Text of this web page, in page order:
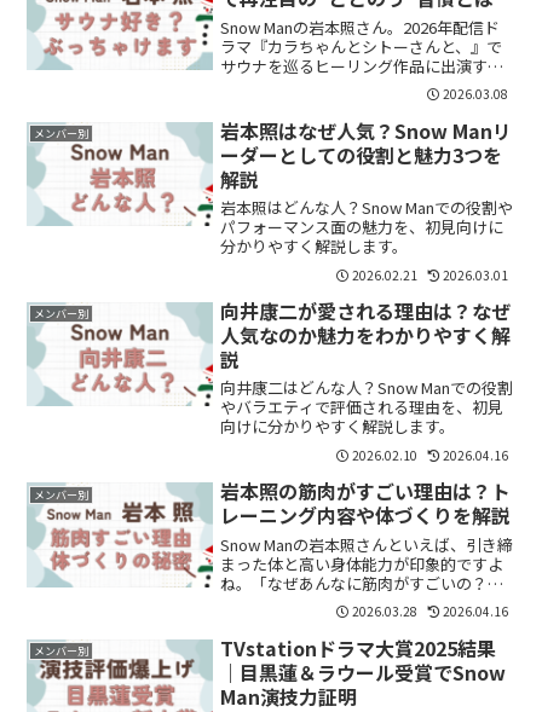
Snow Manの岩本照さん。2026年配信ド
ラマ『カラちゃんとシトーさんと、』で
サウナを巡るヒーリング作品に出演する
ことで、「岩本照ってサウナ好きな
の？」と気になった人も多いはず。実際
のところを整理します。岩本照はサウナ
好き？岩本照さんは...
2026.03.08
メンバー別
岩本照はなぜ人気？Snow Manリ
ーダーとしての役割と魅力3つを
解説
岩本照はどんな人？Snow Manでの役割や
パフォーマンス面の魅力を、初見向けに
分かりやすく解説します。
2026.02.21 2026.03.01
メンバー別
向井康二が愛される理由は？なぜ
人気なのか魅力をわかりやすく解
説
向井康二はどんな人？Snow Manでの役割
やバラエティで評価される理由を、初見
向けに分かりやすく解説します。
2026.02.10 2026.04.16
メンバー別
岩本照の筋肉がすごい理由は？ト
レーニング内容や体づくりを解説
Snow Manの岩本照さんといえば、引き締
まった体と高い身体能力が印象的ですよ
ね。「なぜあんなに筋肉がすごいの？」
「どんなトレーニングをしているの？」
と気になっている方も多いのではないで
しょうか。この記事では、岩本照さんの
筋肉がすごい理由...
2026.03.28 2026.04.16
メンバー別
TVstationドラマ大賞2025結果
｜目黒蓮＆ラウール受賞でSnow
Man演技力証明